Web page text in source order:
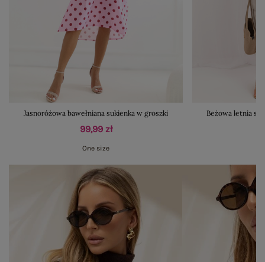
Jasnoróżowa bawełniana sukienka w groszki
99,99 zł
One size
Beżowa letnia